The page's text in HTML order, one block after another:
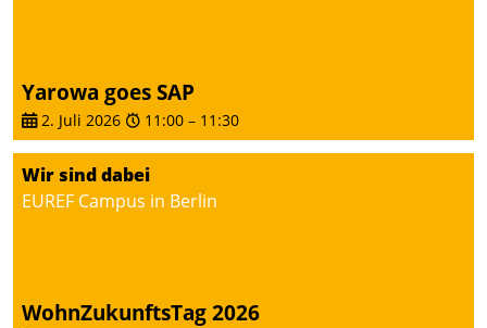
Yarowa goes SAP
2. Juli 2026 11:00 – 11:30
Wir sind dabei
EUREF Campus in Berlin
WohnZukunftsTag 2026